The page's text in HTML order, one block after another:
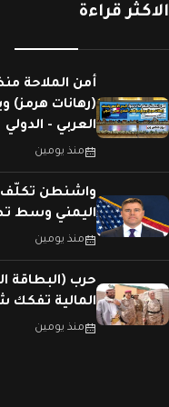
الاكثر قراءة
أمن الملاحة
(رهانات هرمز)
العربي - الدولي
منذ يومين
واشنطن تكلّف
اليمني وسط
منذ يومين
حرب (البطاقة
المالية تفكك
منذ يومين